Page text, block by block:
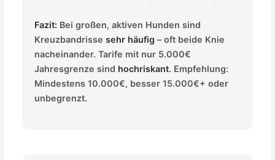
Fazit: Bei großen, aktiven Hunden sind
Kreuzbandrissesehr häufig – oft beide Knie
nacheinander. Tarife mit nur 5.000€
Jahresgrenze sind hochriskant. Empfehlung:
Mindestens 10.000€, besser 15.000€+ oder
unbegrenzt.